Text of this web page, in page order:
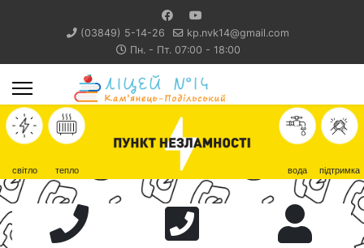
(03849) 5-14-26
kp.nvk14@gmail.com
Пн. - Пт. 07:00 - 18:00
світло тепло вода підтримка